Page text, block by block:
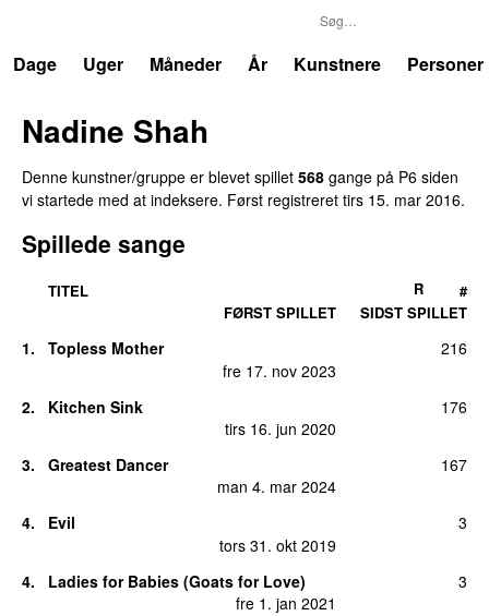
Dage
Uger Måneder År Kunstnere Personer
Nadine Shah
Denne kunstner/gruppe er blevet spillet 568 gange på P6 siden
vi startede med at indeksere. Først registreret tirs 15. mar 2016.
Spillede sange
TITEL
FØRST SPILLET
SIDST SPILLET
R #
1.
Topless Mother
fre 17. nov 2023
216
2.
Kitchen Sink
tirs 16. jun 2020
176
3.
Greatest Dancer
man 4. mar 2024
167
4.
Evil
tors 31. okt 2019
3
4.
Ladies for Babies (Goats for Love)
fre 1. jan 2021
3